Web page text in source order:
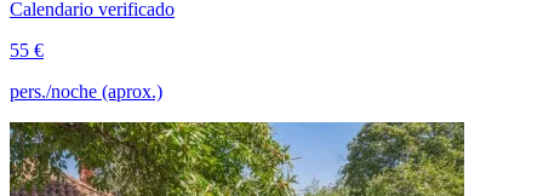
Calendario verificado
55 €
pers./noche (aprox.)